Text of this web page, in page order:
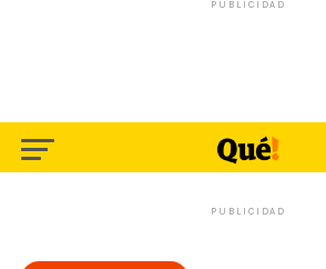
PUBLICIDAD
PUBLICIDAD